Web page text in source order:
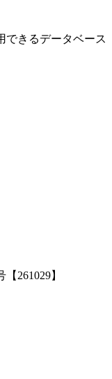
できるデータベース
261029】